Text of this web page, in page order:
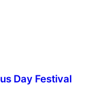
Day Festival